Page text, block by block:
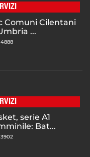
Comuni Cilentani
...
4888
serie A1
Bat...
3902